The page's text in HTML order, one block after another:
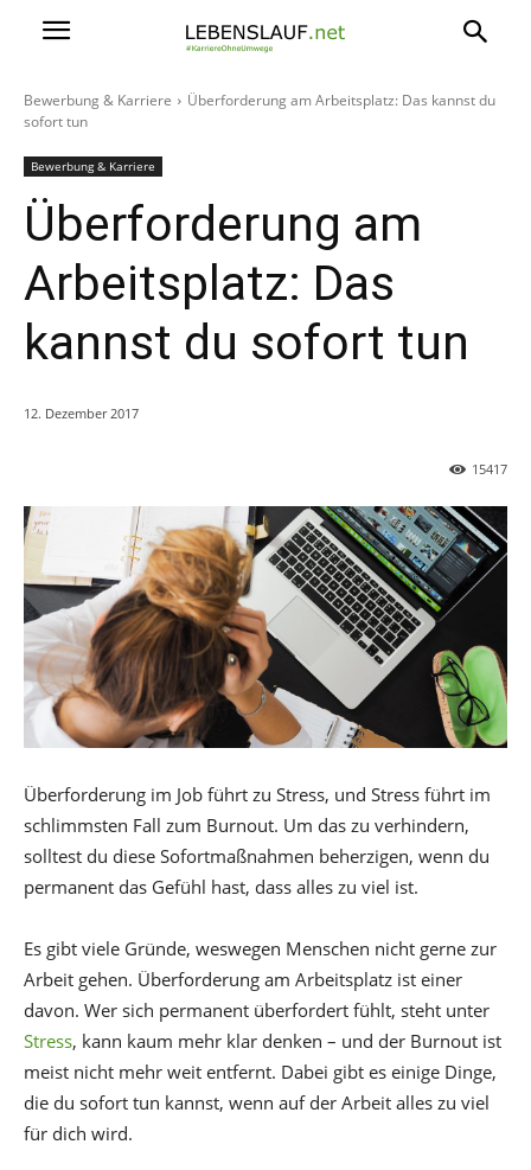
Bewerbung & Karriere
Überforderung am Arbeitsplatz: Das kannst du
sofort tun
Bewerbung & Karriere
Überforderung am
Arbeitsplatz: Das
kannst du sofort tun
12. Dezember 2017
15417
Überforderung im Job führt zu Stress, und Stress führt im
schlimmsten Fall zum Burnout. Um das zu verhindern,
solltest du diese Sofortmaßnahmen beherzigen, wenn du
permanent das Gefühl hast, dass alles zu viel ist.
Es gibt viele Gründe, weswegen Menschen nicht gerne zur
Arbeit gehen. Überforderung am Arbeitsplatz ist einer
davon. Wer sich permanent überfordert fühlt, steht unter
Stress, kann kaum mehr klar denken – und der Burnout ist
meist nicht mehr weit entfernt. Dabei gibt es einige Dinge,
die du sofort tun kannst, wenn auf der Arbeit alles zu viel
für dich wird.